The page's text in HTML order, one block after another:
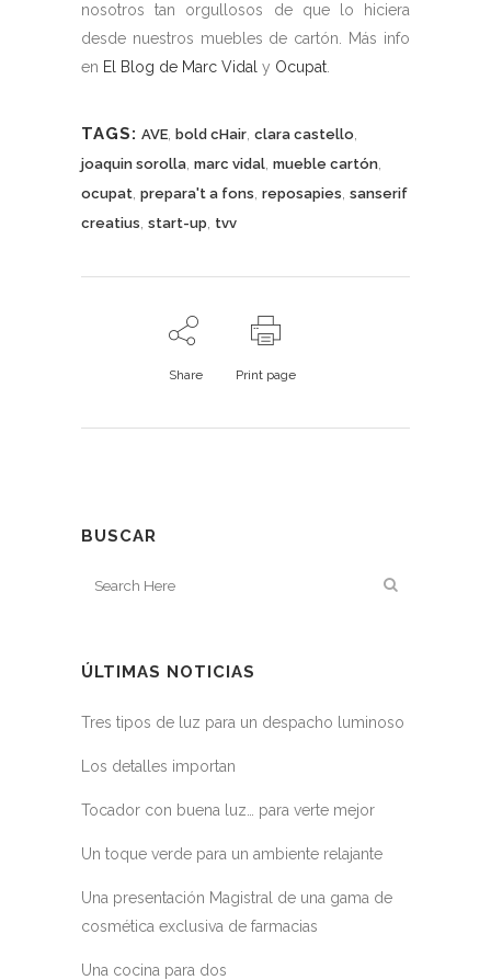
nosotros tan orgullosos de que lo hiciera
desde nuestros muebles de cartón. Más info
en El Blog de Marc Vidal y Ocupat
TAGS: AVE bold cHair clara castello
joaquin sorolla marc vidal mueble cartón
ocupat prepara't a fons reposapies sanserif
creatius start-up tvv
Share Print page
BUSCAR
ÚLTIMAS NOTICIAS
Tres tipos de luz para un despacho luminoso
Los detalles importan
Tocador con buena luz… para verte mejor
Un toque verde para un ambiente relajante
Una presentación Magistral de una gama de
cosmética exclusiva de farmacias
Una cocina para dos